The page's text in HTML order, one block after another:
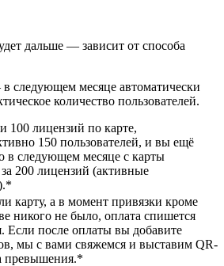
дальше — зависит от способа
следующем месяце автоматически
количество пользователей.
100 лицензий по карте,
150 пользователей, и вы ещё
в следующем месяце с карты
200 лицензий (активные
карту, а в момент привязки кроме
никого не было, оплата спишется
Если после оплаты вы добавите
мы с вами свяжемся и выставим QR-
превышения.*